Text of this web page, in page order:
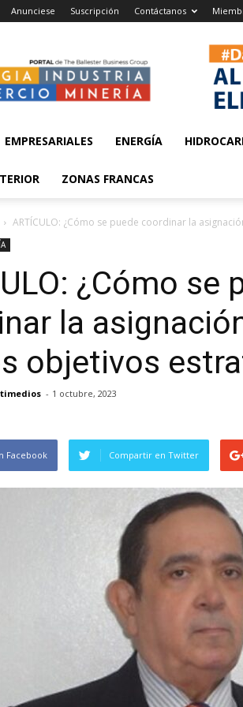
Anunciese Suscripción Contáctanos
EMPRESARIALES ENERGÍA
ZONAS FRANCAS
ARTÍCULO: ¿Cómo se puede coordinar la
¿Cómo se
la
objetivos
- 1 octubre, 2023
Facebook Compartir en Twitter